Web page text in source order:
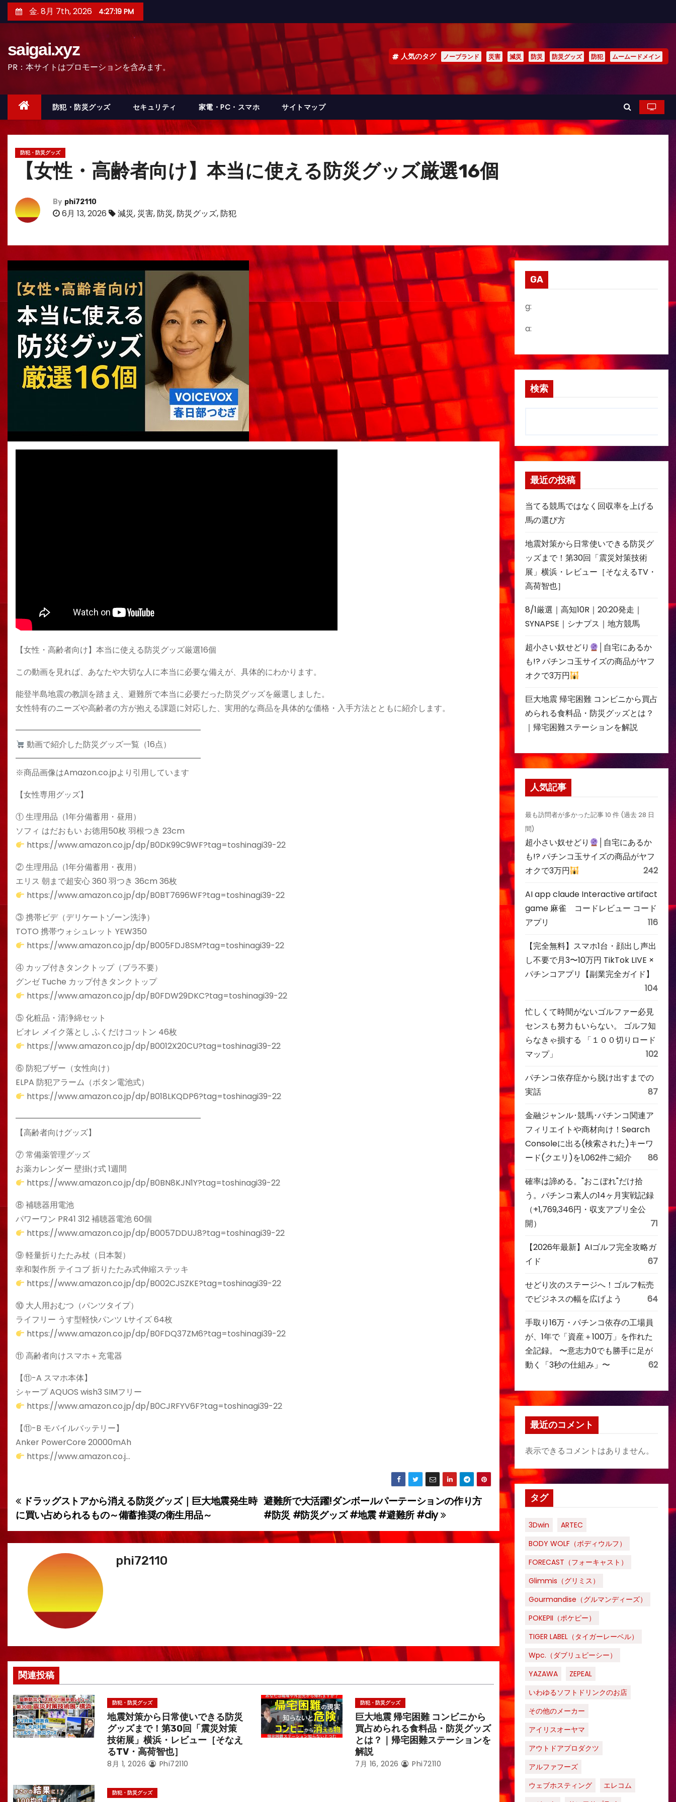
ン
ッ
金. 8月 7th, 2026 4:27:20 PM
saigai.xyz
PR：本サイトはプロモーションを含みます。
人気のタグ ノーブランド 災害 減災 防災 防災グッズ 防犯 ムームードメイン
防犯・防災グッズ セキュリティ 家電・PC・スマホ サイトマップ
防犯・防災グッズ
【女性・高齢者向け】本当に使える防災グッズ厳選16個
By phi72110
6月 13, 2026 減災, 災害, 防災, 防災グッズ, 防犯
【女性・高齢者向け】本当に使える防災グッズ厳選16個
この動画を見れば、あなたや大切な人に本当に必要な備えが、具体的にわかります。
能登半島地震の教訓を踏まえ、避難所で本当に必要だった防災グッズを厳選しました。
女性特有のニーズや高齢者の方が抱える課題に対応した、実用的な商品を具体的な価格・入手方法とともに紹介します。
━━━━━━━━━━━━━━━━━━━━━━━
動画で紹介した防災グッズ一覧（16点）
━━━━━━━━━━━━━━━━━━━━━━━
※商品画像はAmazon.co.jpより引用しています
【女性専用グッズ】
① 生理用品（1年分備蓄用・昼用）
ソフィ はだおもい お徳用50枚 羽根つき 23cm
https://www.amazon.co.jp/dp/B0DK99C9WF?tag=toshinagi39-22
② 生理用品（1年分備蓄用・夜用）
エリス 朝まで超安心 360 羽つき 36cm 36枚
https://www.amazon.co.jp/dp/B0BT7696WF?tag=toshinagi39-22
③ 携帯ビデ（デリケートゾーン洗浄）
TOTO 携帯ウォシュレット YEW350
https://www.amazon.co.jp/dp/B005FDJ8SM?tag=toshinagi39-22
④ カップ付きタンクトップ（ブラ不要）
グンゼ Tuche カップ付きタンクトップ
https://www.amazon.co.jp/dp/B0FDW29DKC?tag=toshinagi39-22
⑤ 化粧品・清浄綿セット
ビオレ メイク落とし ふくだけコットン 46枚
https://www.amazon.co.jp/dp/B0012X20CU?tag=toshinagi39-22
⑥ 防犯ブザー（女性向け）
ELPA 防犯アラーム（ボタン電池式）
https://www.amazon.co.jp/dp/B018LKQDP6?tag=toshinagi39-22
━━━━━━━━━━━━━━━━━━━━━━━
【高齢者向けグッズ】
⑦ 常備薬管理グッズ
お薬カレンダー 壁掛け式 1週間
https://www.amazon.co.jp/dp/B0BN8KJN1Y?tag=toshinagi39-22
⑧ 補聴器用電池
パワーワン PR41 312 補聴器電池 60個
https://www.amazon.co.jp/dp/B0057DDUJ8?tag=toshinagi39-22
⑨ 軽量折りたたみ杖（日本製）
幸和製作所 テイコブ 折りたたみ式伸縮ステッキ
https://www.amazon.co.jp/dp/B002CJSZKE?tag=toshinagi39-22
⑩ 大人用おむつ（パンツタイプ）
ライフリー うす型軽快パンツ Lサイズ 64枚
https://www.amazon.co.jp/dp/B0FDQ37ZM6?tag=toshinagi39-22
⑪ 高齢者向けスマホ＋充電器
【⑪-A スマホ本体】
シャープ AQUOS wish3 SIMフリー
https://www.amazon.co.jp/dp/B0CJRFYV6F?tag=toshinagi39-22
【⑪-B モバイルバッテリー】
Anker PowerCore 20000mAh
https://www.amazon.co.j…
投
稿
ナ
ゲ
ー
ョ
ン
避難所で大活躍!ダンボールパーテーションの作り方
#防災 #防災グッズ #地震 #避難所 #diy
ドラッグストアから消える防災グッズ｜巨大地震発生時
に買い占められるもの～備蓄推奨の衛生用品～
phi72110
関連投稿
防犯・防災グッズ
地震対策から日常使いできる防災
グッズまで！第30回「震災対策
技術展」横浜・レビュー［そなえ
るTV・高荷智也］
8月 1, 2026 Phi72110
防犯・防災グッズ
巨大地震 帰宅困難 コンビニから
買占められる食料品・防災グッズ
とは？｜帰宅困難ステーションを
解説
7月 16, 2026 Phi72110
防犯・防災グッズ
GA
g:
a:
検索
最近の投稿
当てる競馬ではなく回収率を上げる
馬の選び方
地震対策から日常使いできる防災グ
ッズまで！第30回「震災対策技術
展」横浜・レビュー［そなえるTV・
高荷智也］
8/1厳選｜高知10R｜20:20発走｜
SYNAPSE｜シナプス｜地方競馬
超小さい奴せどり
│自宅にあるか
も!? パチンコ玉サイズの商品がヤフ
オクで3万円
巨大地震 帰宅困難 コンビニから買占
められる食料品・防災グッズとは？
｜帰宅困難ステーションを解説
人気記事
最も訪問者が多かった記事 10 件 (過去 28 日
間)
超小さい奴せどり
│自宅にあるか
も!? パチンコ玉サイズの商品がヤフ
オクで3万円
242
AI app claude Interactive artifact
game 麻雀 コードレビュー コード
アプリ
116
【完全無料】スマホ1台・顔出し声出
し不要で月3〜10万円 TikTok LIVE ×
パチンコアプリ【副業完全ガイド】
104
忙しくて時間がないゴルファー必見
センスも努力もいらない。 ゴルフ知
らなきゃ損する 「１００切りロード
マップ」
102
パチンコ依存症から脱け出すまでの
実話
87
金融ジャンル･競馬･パチンコ関連ア
フィリエイトや商材向け！Search
Consoleに出る(検索された)キーワ
ード(クエリ)を1,062件ご紹介
86
確率は諦める。"おこぼれ"だけ拾
う。パチンコ素人の14ヶ月実戦記録
（+1,769,346円・収支アプリ全公
開）
71
【2026年最新】AIゴルフ完全攻略ガ
イド
67
せどり次のステージへ！ゴルフ転売
でビジネスの幅を広げよう
64
手取り16万・パチンコ依存の工場員
が、1年で「資産＋100万」を作れた
全記録。 〜意志力0でも勝手に足が
動く「3秒の仕組み」〜
62
最近のコメント
表示できるコメントはありません。
タグ
3Dwin
ARTEC
BODY WOLF（ボディウルフ）
FORECAST（フォーキャスト）
Glimmis（グリミス）
Gourmandise（グルマンディーズ）
POKEPII（ポケピー）
TIGER LABEL（タイガーレーベル）
Wpc.（ダブリュピーシー）
YAZAWA
ZEPEAL
いわゆるソフトドリンクのお店
その他のメーカー
アイリスオーヤマ
アウトドアプロダクツ
アルファフーズ
ウェブホスティング
エレコム